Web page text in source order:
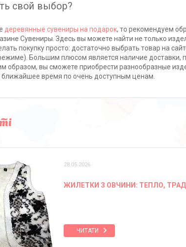
свой выбор?
деревянные сувениры на подарок, то рекомендуем
Сувениры. Здесь вы можете найти не только
покупку просто: достаточно выбрать товар на
Большим плюсом является наличие доставки,
образом, вы сможете приобрести разнообразные
ближайшее время по очень доступным ценам.
28.05.2026
ЖИЛЕТКИ З ОВЧИНИ: ТЕПЛО,
ЧИТАТИ